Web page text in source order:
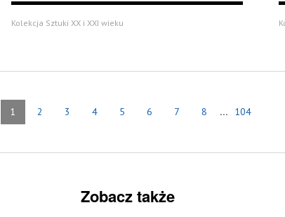
Kolekcja Sztuki XX i XXI wieku
1 2 3 4 5 6 7 8 ... 104
Zobacz także